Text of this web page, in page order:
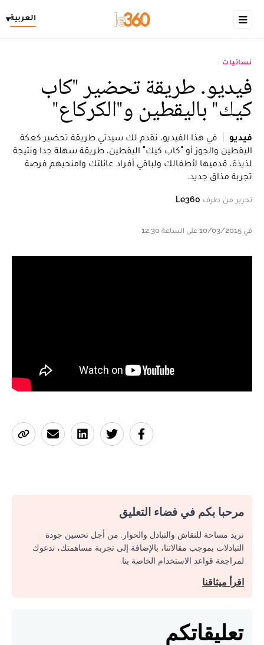
العربية▾
نسائيات
فيديو. طريقة تحضير "كاب
كيك" باليقطين و"الکرکاع"
فيديو
في هذا الفيديو، نقدم لك سيدتي طريقة تحضير كعكة
اليقطين والجوز أو "كاب كيك" اليقطين، طريقة سهلة جدا ونتيجة
لذيذة، قدميها لأطفالك ولباقي أفراد عائلتك وامنحيهم فرصة
تجربة مذاق جديد.
تحرير من طرف Le360
في 10/03/2015 على الساعة 12:30
مرحبا بكم في فضاء التعليق
نريد مساحة للنقاش والتبادل والحوار. من أجل تحسين جودة
التبادلات بموجب مقالاتنا، بالإضافة إلى تجربة مساهمتك، ندعوك
لمراجعة قواعد الاستخدام الخاصة بنا.
اقرأ ميثاقنا
تعليقاتكم